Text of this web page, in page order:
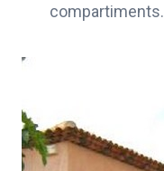
compartiments.